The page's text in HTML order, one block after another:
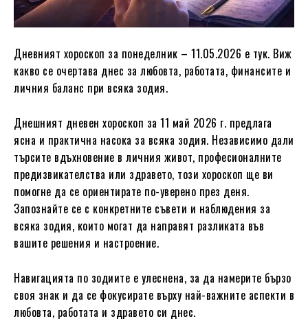
Дневният хороскоп за понеделник – 11.05.2026 е тук. Виж
какво се очертава днес за любовта, работата, финансите и
личния баланс при всяка зодия.
Днешният дневен хороскоп за 11 май 2026 г. предлага
ясна и практична насока за всяка зодия. Независимо дали
търсите вдъхновение в личния живот, професионалните
предизвикателства или здравето, този хороскоп ще ви
помогне да се ориентирате по-уверено през деня.
Запознайте се с конкретните съвети и наблюдения за
всяка зодия, които могат да направят разликата във
вашите решения и настроение.
Навигацията по зодиите е улеснена, за да намерите бързо
своя знак и да се фокусирате върху най-важните аспекти в
любовта, работата и здравето си днес.